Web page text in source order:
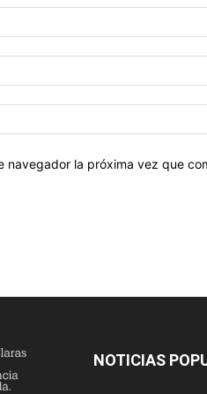
navegador la próxima vez que
NOTICIAS